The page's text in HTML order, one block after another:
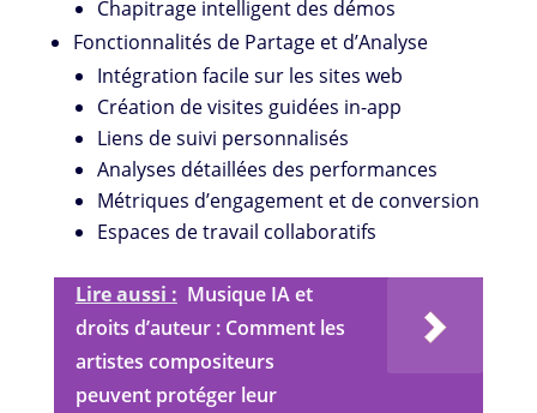
Chapitrage intelligent des démos
Fonctionnalités de Partage et d’Analyse
Intégration facile sur les sites web
Création de visites guidées in-app
Liens de suivi personnalisés
Analyses détaillées des performances
Métriques d’engagement et de conversion
Espaces de travail collaboratifs
Lire aussi : Musique IA et
droits d’auteur : Comment les
artistes compositeurs
peuvent protéger leur